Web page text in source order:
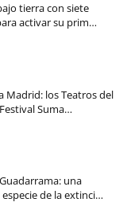
tierra con siete
activar su prim…
Madrid: los Teatros del
Suma…
una
de la extinci…